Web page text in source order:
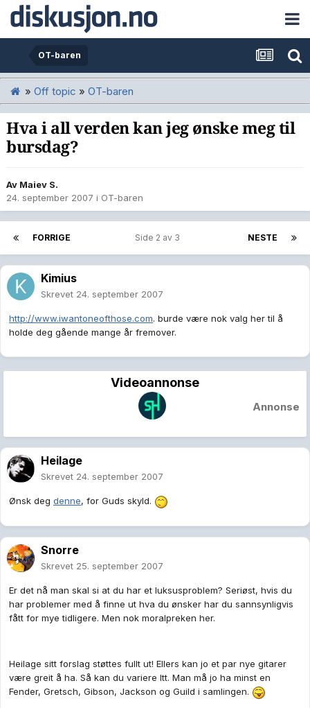
OT-baren
» Off topic » OT-baren
Hva i all verden kan jeg ønske meg til
bursdag?
Av Maiev S.
24. september 2007 i OT-baren
FORRIGE NESTE
Side 2 av 3
Kimius
Skrevet 24. september 2007
http://www.iwantoneofthose.com. burde være nok valg her til å
holde deg gående mange år fremover.
Videoannonse
Annonse
Heilage
Skrevet 24. september 2007
Ønsk deg denne, for Guds skyld.
Snorre
Skrevet 25. september 2007
Er det nå man skal si at du har et luksusproblem? Seriøst, hvis du
har problemer med å finne ut hva du ønsker har du sannsynligvis
fått for mye tidligere. Men nok moralpreken her.
Heilage sitt forslag støttes fullt ut! Ellers kan jo et par nye gitarer
være greit å ha. Så kan du variere ltt. Man må jo ha minst en
Fender, Gretsch, Gibson, Jackson og Guild i samlingen.